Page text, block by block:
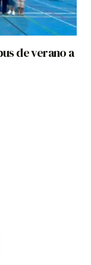
de verano a